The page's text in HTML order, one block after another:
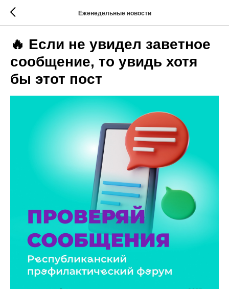
Еженедельные новости
🔥 Если не увидел заветное
сообщение, то увидь хотя
бы этот пост